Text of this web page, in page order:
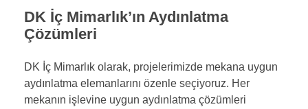
DK İç Mimarlık’ın Aydınlatma
Çözümleri
DK İç Mimarlık olarak, projelerimizde mekana uygun
aydınlatma elemanlarını özenle seçiyoruz. Her
mekanın işlevine uygun aydınlatma çözümleri